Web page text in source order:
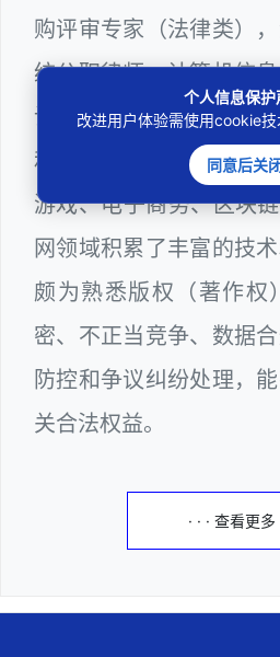
购评审专家（法律类）
统公职律师、计算机信
设计师、计算机程序员
和网站站长多年，在软
游戏、电子商务、区块
网领域积累了丰富的技
颇为熟悉版权（著作权
密、不正当竞争、数据
防控和争议纠纷处理，
关合法权益。
· · · 查看更多
个人信息保护
改进用户体验需使用cookie技
同意后关